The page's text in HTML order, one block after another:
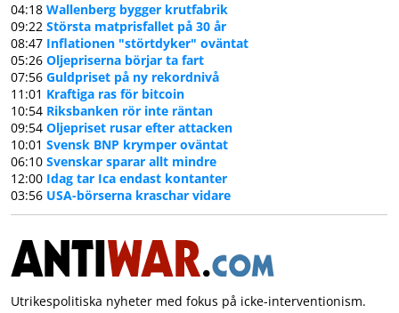
04:18 Wallenberg bygger krutfabrik
09:22 Största matprisfallet på 30 år
08:47 Inflationen "störtdyker" oväntat
05:26 Oljepriserna börjar ta fart
07:56 Guldpriset på ny rekordnivå
11:01 Kraftiga ras för bitcoin
10:54 Riksbanken rör inte räntan
09:54 Oljepriset rusar efter attacken
10:01 Svensk BNP krymper oväntat
06:10 Svenskar sparar allt mindre
12:00 Idag tar Ica endast kontanter
03:56 USA-börserna kraschar vidare
Utrikespolitiska nyheter med fokus på icke-interventionism.